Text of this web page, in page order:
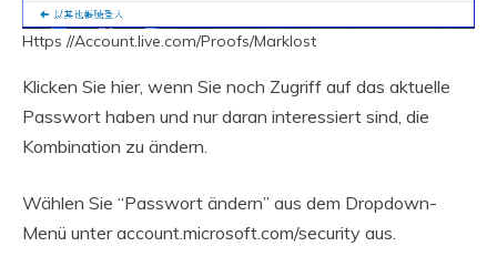
Https //Account.live.com/Proofs/Marklost
Klicken Sie hier, wenn Sie noch Zugriff auf das aktuelle
Passwort haben und nur daran interessiert sind, die
Kombination zu ändern.
Wählen Sie “Passwort ändern” aus dem Dropdown-
Menü unter account.microsoft.com/security aus.